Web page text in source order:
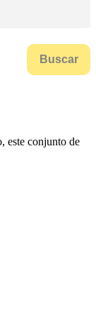
Buscar
este conjunto de